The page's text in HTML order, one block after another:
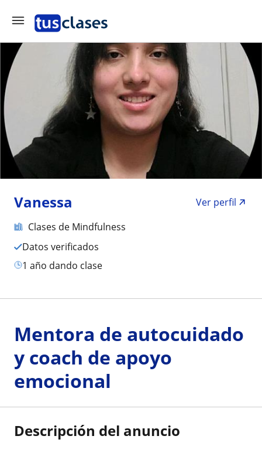
Vanessa
Ver perfil
Clases de Mindfulness
Datos verificados
1 año dando clase
Mentora de autocuidado
y coach de apoyo
emocional
Descripción del anuncio